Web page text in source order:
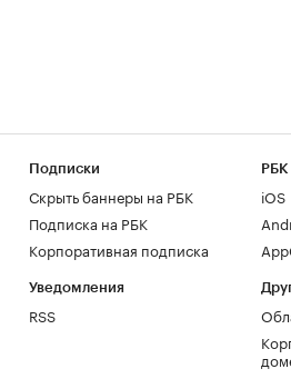
Подписки
Скрыть баннеры на РБК
Подписка на РБК
Корпоративная подписка
Уведомления
RSS
РБК
iOS